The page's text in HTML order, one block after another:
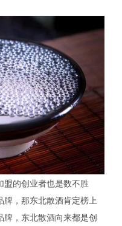
的创业者也是数不胜
，那东北散酒肯定榜上
，东北散酒向来都是创